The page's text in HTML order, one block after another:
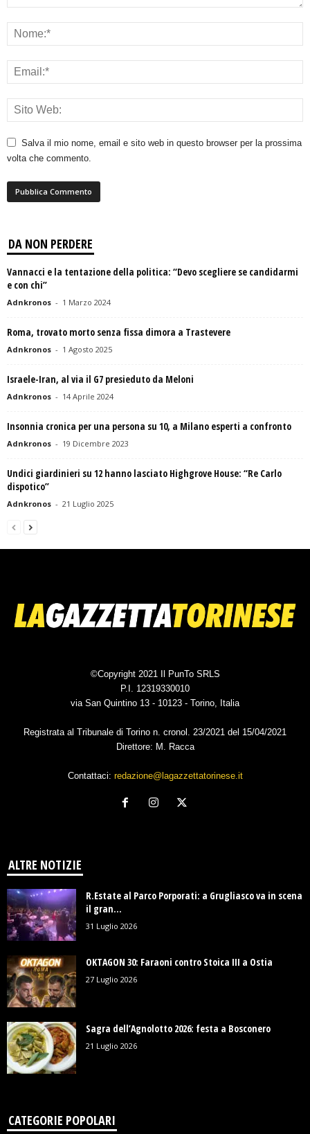
Salva il mio nome, email e sito web in questo browser per la prossima
volta che commento.
DA NON PERDERE
Vannacci e la tentazione della politica: “Devo scegliere se candidarmi
e con chi”
Adnkronos - 1 Marzo 2024
Roma, trovato morto senza fissa dimora a Trastevere
Adnkronos - 1 Agosto 2025
Israele-Iran, al via il G7 presieduto da Meloni
Adnkronos - 14 Aprile 2024
Insonnia cronica per una persona su 10, a Milano esperti a confronto
Adnkronos - 19 Dicembre 2023
Undici giardinieri su 12 hanno lasciato Highgrove House: “Re Carlo
dispotico”
Adnkronos - 21 Luglio 2025
©Copyright 2021 Il PunTo SRLS
P.I. 12319330010
via San Quintino 13 - 10123 - Torino, Italia
Registrata al Tribunale di Torino n. cronol. 23/2021 del 15/04/2021
Direttore: M. Racca
Contattaci: redazione@lagazzettatorinese.it
ALTRE NOTIZIE
R.Estate al Parco Porporati: a Grugliasco va in scena
il gran...
31 Luglio 2026
OKTAGON 30: Faraoni contro Stoica III a Ostia
27 Luglio 2026
Sagra dell’Agnolotto 2026: festa a Bosconero
21 Luglio 2026
CATEGORIE POPOLARI